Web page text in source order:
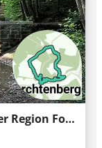
Hervorragende Wanderroute in der Region Forchtenberg